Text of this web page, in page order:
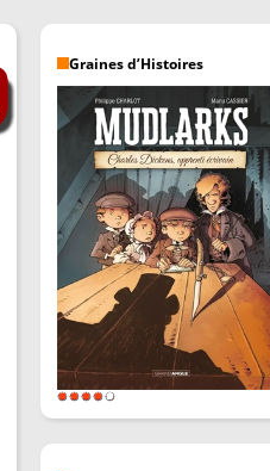
Graines d’Histoires